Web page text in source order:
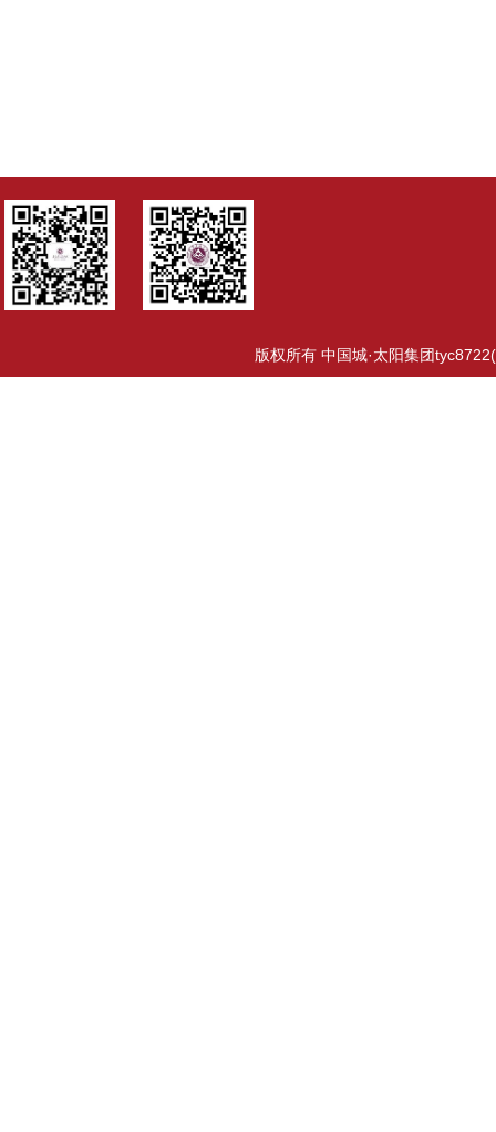
版权所有 中国城·太阳集团